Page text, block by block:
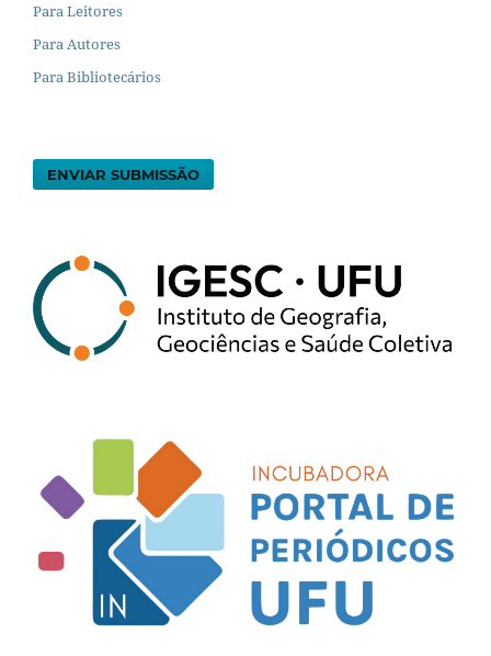
Para Leitores
Para Autores
Para Bibliotecários
ENVIAR SUBMISSÃO